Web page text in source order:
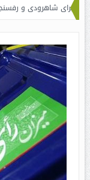
شاهرودی و رفسنجانی